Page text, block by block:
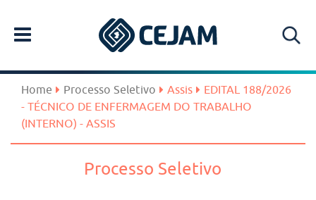
Home Processo Seletivo Assis
EDITAL 188/2026
- TÉCNICO DE ENFERMAGEM DO TRABALHO
(INTERNO) - ASSIS
Processo Seletivo